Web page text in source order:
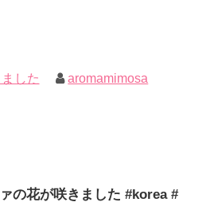
ョンビン❤️ソンイェジン / エンジョイ❕
特典映像より）
RSS
ンの熱愛彼氏はあの大物俳優
ゴ エンディング
した aromamimosa
の花が咲きました #korea #